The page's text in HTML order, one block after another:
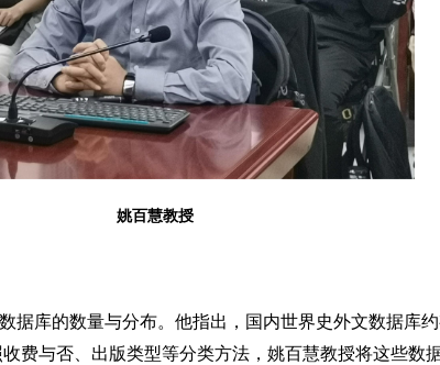
姚百慧教授
据库的数量与分布。他指出，国内世界史外文数据库
费与否、出版类型等分类方法，姚百慧教授将这些数